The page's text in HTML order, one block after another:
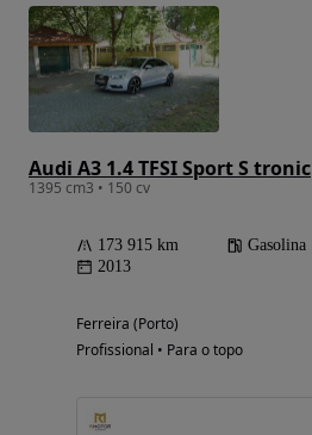
Audi A3 1.4 TFSI Sport S tronic
1395 cm3 • 150 cv
173 915 km Gasolina
2013
Ferreira (Porto)
Profissional • Para o topo